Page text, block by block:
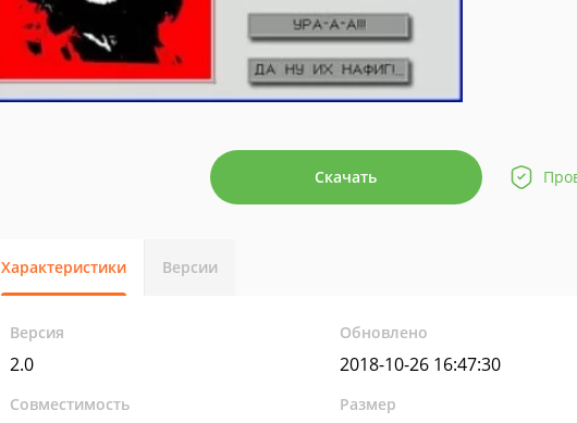
Скачать
Характеристики Версии
Версия
2.0
Обновлено
2018-10-26 16:47:30
Совместимость Размер